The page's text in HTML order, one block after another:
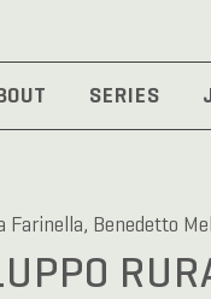
SERIES
Farinella, Benedetto